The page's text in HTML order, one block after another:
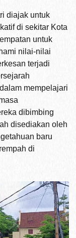
diajak untuk
di sekitar Kota
untuk
nilai-nilai
terjadi
mempelajari
dibimbing
disediakan oleh
baru
di